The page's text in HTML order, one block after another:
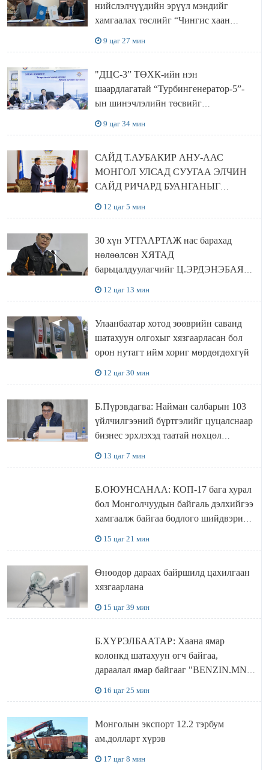
нийслэлчүүдийн эрүүл мэндийг
хамгаалах төслийг “Чингис хаан
9 цаг 27 мин
"ДЦС-3” ТӨХК-ийн нэн
шаардлагатай “Турбингенератор-5”-
ын шинэчлэлийн төсвийг
9 цаг 34 мин
САЙД Т.АУБАКИР АНУ-ААС
МОНГОЛ УЛСАД СУУГАА ЭЛЧИН
САЙД РИЧАРД БУАНГАНЫГ
12 цаг 5 мин
30 хүн УГГААРТАЖ нас барахад
нөлөөлсөн ХЯТАД
барьцалдуулагчийг Ц.ЭРДЭНЭБАЯР
12 цаг 13 мин
Улаанбаатар хотод зөөврийн саванд
шатахуун олгохыг хязгаарласан бол
орон нутагт ийм хориг мөрдөгдөхгүй
12 цаг 30 мин
Б.Пүрэвдагва: Найман салбарын 103
үйлчилгээний бүртгэлийг цуцалснаар
бизнес эрхлэхэд таатай нөхцөл
13 цаг 7 мин
Б.ОЮУНСАНАА: КОП-17 бага хурал
бол Монголчуудын байгаль дэлхийгээ
хамгаалж байгаа бодлого шийдвэрийг
15 цаг 21 мин
Өнөөдөр дараах байршилд цахилгаан
хязгаарлана
15 цаг 39 мин
Б.ХҮРЭЛБААТАР: Хаана ямар
колонкд шатахуун өгч байгаа,
дараалал ямар байгааг "BENZIN.MN”
16 цаг 25 мин
Монголын экспорт 12.2 тэрбум
ам.долларт хүрэв
17 цаг 8 мин